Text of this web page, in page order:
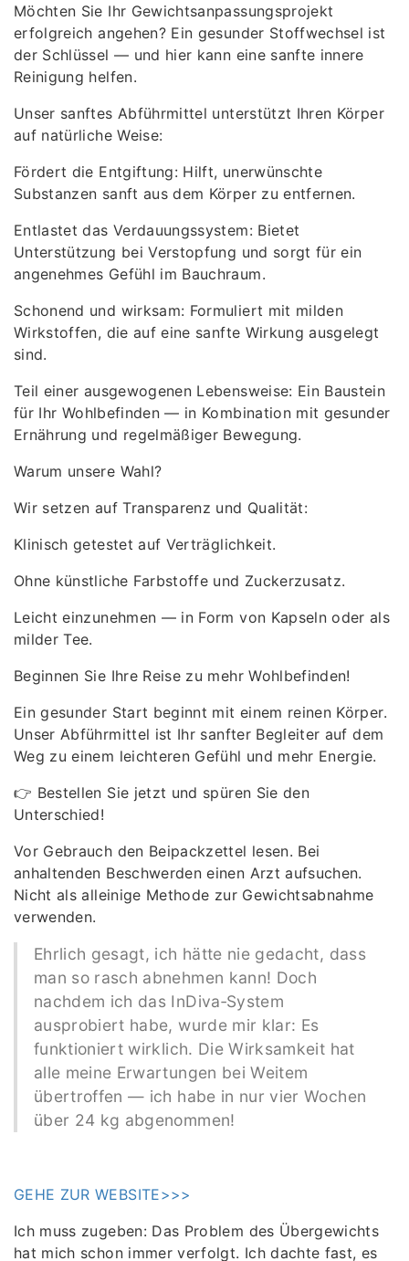
Möchten Sie Ihr Gewichtsanpassungsprojekt
erfolgreich angehen? Ein gesunder Stoffwechsel ist
der Schlüssel — und hier kann eine sanfte innere
Reinigung helfen.
Unser sanftes Abführmittel unterstützt Ihren Körper
auf natürliche Weise:
Fördert die Entgiftung: Hilft, unerwünschte
Substanzen sanft aus dem Körper zu entfernen.
Entlastet das Verdauungssystem: Bietet
Unterstützung bei Verstopfung und sorgt für ein
angenehmes Gefühl im Bauchraum.
Schonend und wirksam: Formuliert mit milden
Wirkstoffen, die auf eine sanfte Wirkung ausgelegt
sind.
Teil einer ausgewogenen Lebensweise: Ein Baustein
für Ihr Wohlbefinden — in Kombination mit gesunder
Ernährung und regelmäßiger Bewegung.
Warum unsere Wahl?
Wir setzen auf Transparenz und Qualität:
Klinisch getestet auf Verträglichkeit.
Ohne künstliche Farbstoffe und Zuckerzusatz.
Leicht einzunehmen — in Form von Kapseln oder als
milder Tee.
Beginnen Sie Ihre Reise zu mehr Wohlbefinden!
Ein gesunder Start beginnt mit einem reinen Körper.
Unser Abführmittel ist Ihr sanfter Begleiter auf dem
Weg zu einem leichteren Gefühl und mehr Energie.
👉 Bestellen Sie jetzt und spüren Sie den
Unterschied!
Vor Gebrauch den Beipackzettel lesen. Bei
anhaltenden Beschwerden einen Arzt aufsuchen.
Nicht als alleinige Methode zur Gewichtsabnahme
verwenden.
Ehrlich gesagt, ich hätte nie gedacht, dass
man so rasch abnehmen kann! Doch
nachdem ich das InDiva‑System
ausprobiert habe, wurde mir klar: Es
funktioniert wirklich. Die Wirksamkeit hat
alle meine Erwartungen bei Weitem
übertroffen — ich habe in nur vier Wochen
über 24 kg abgenommen!
GEHE ZUR WEBSITE>>>
Ich muss zugeben: Das Problem des Übergewichts
hat mich schon immer verfolgt. Ich dachte fast, es